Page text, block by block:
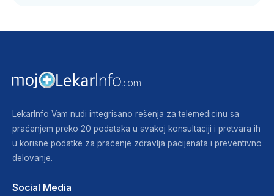
LekarInfo Vam nudi integrisano rešenja za telemedicinu sa
praćenjem preko 20 podataka u svakoj konsultaciji i pretvara ih
u korisne podatke za praćenje zdravlja pacijenata i preventivno
delovanje.
Social Media